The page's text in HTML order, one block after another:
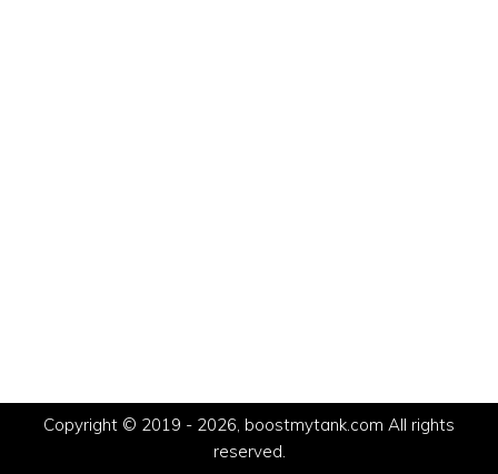
Copyright © 2019 - 2026, boostmytank.com All rights
reserved.